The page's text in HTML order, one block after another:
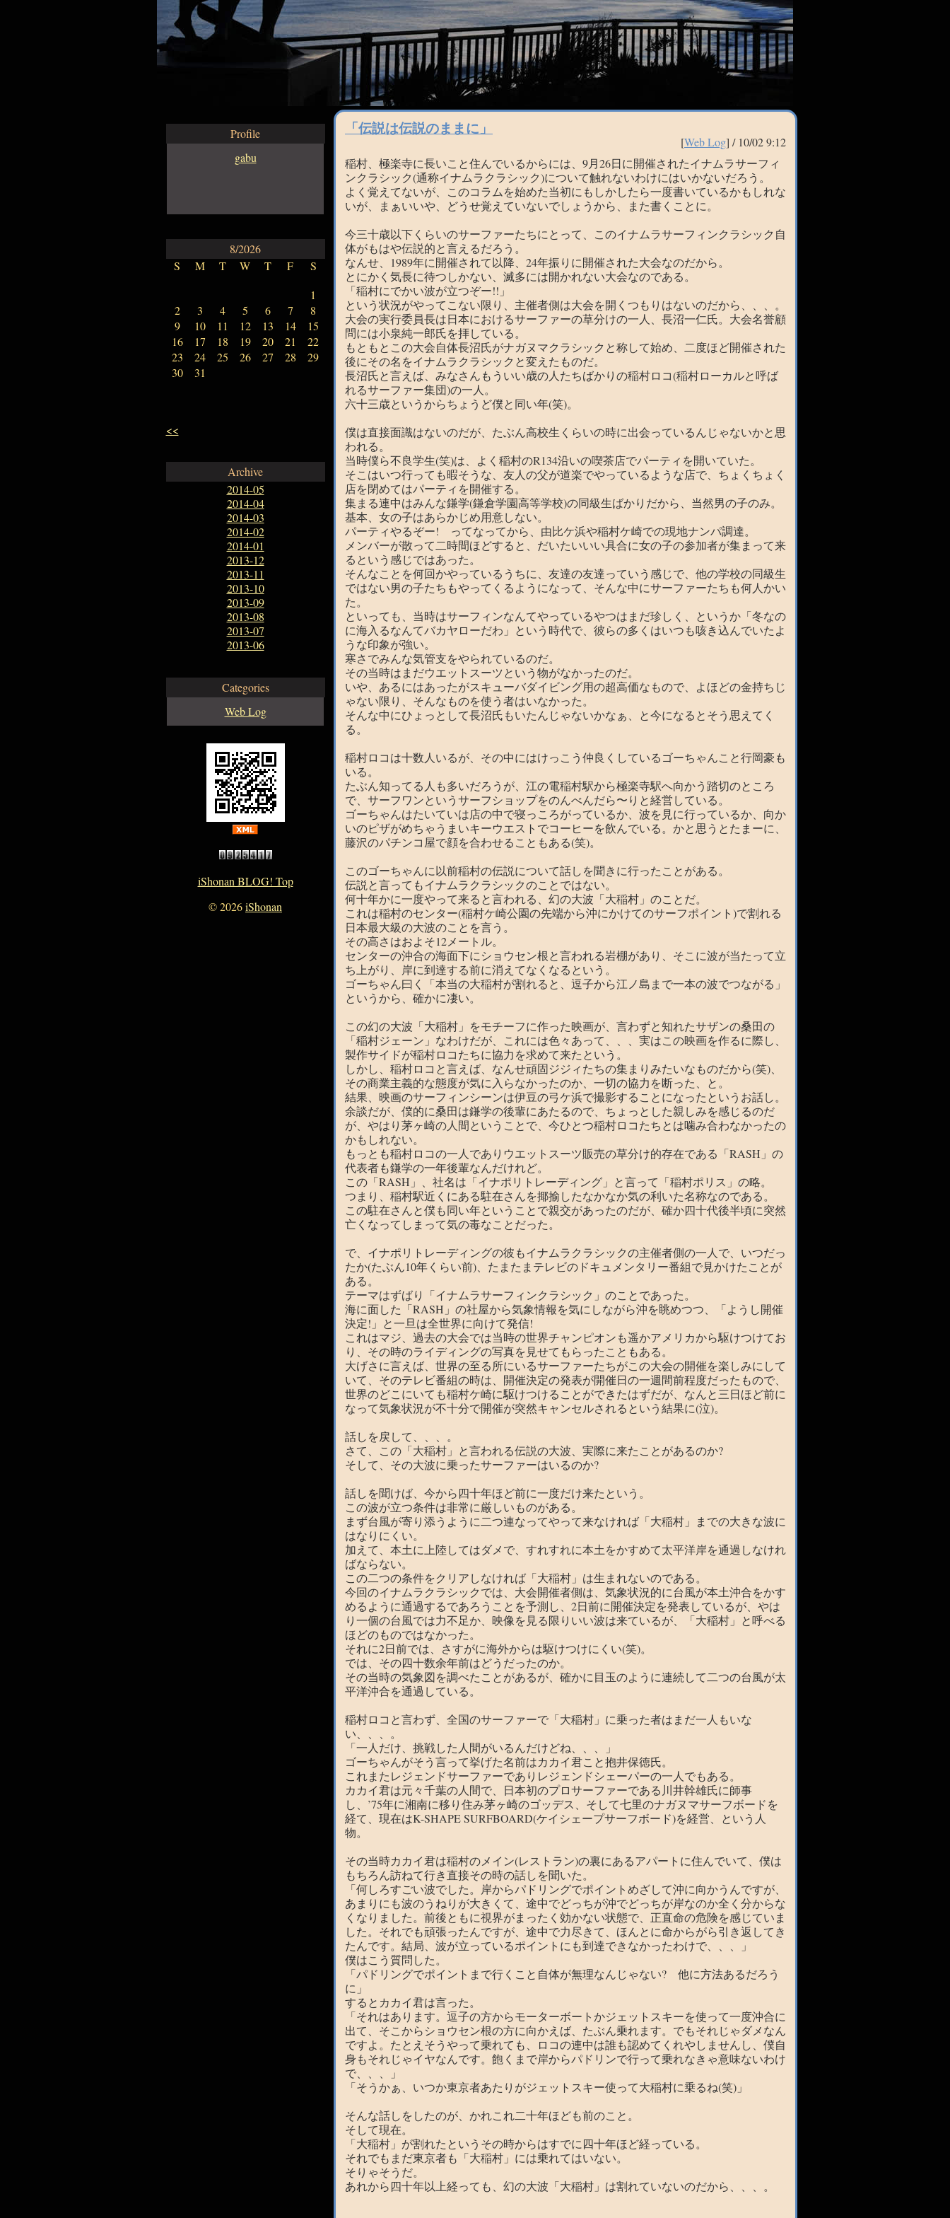
Profile
gabu
8/2026
S
M T W T F
S
1
2
3 4 5 6 7
8
9
10 11 12 13 14
15
16
17 18 19 20 21
22
23
24 25 26 27 28
29
30
31
<<
Archive
2014-05
2014-04
2014-03
2014-02
2014-01
2013-12
2013-11
2013-10
2013-09
2013-08
2013-07
2013-06
Categories
Web Log
iShonan BLOG! Top
©2026iShonan
「伝説は伝説のままに」
[Web Log] / 10/02 9:12
稲村、極楽寺に長いこと住んでいるからには、9月26日に開催されたイナムラサーフィ
ンクラシック(通称イナムラクラシック)について触れないわけにはいかないだろう。
よく覚えてないが、このコラムを始めた当初にもしかしたら一度書いているかもしれな
いが、まぁいいや、どうせ覚えていないでしょうから、また書くことに。
今三十歳以下くらいのサーファーたちにとって、このイナムラサーフィンクラシック自
体がもはや伝説的と言えるだろう。
なんせ、1989年に開催されて以降、24年振りに開催された大会なのだから。
とにかく気長に待つしかない、滅多には開かれない大会なのである。
「稲村にでかい波が立つぞー!!」
という状況がやってこない限り、主催者側は大会を開くつもりはないのだから、、、。
大会の実行委員長は日本におけるサーファーの草分けの一人、長沼一仁氏。大会名誉顧
問には小泉純一郎氏を拝している。
もともとこの大会自体長沼氏がナガヌマクラシックと称して始め、二度ほど開催された
後にその名をイナムラクラシックと変えたものだ。
長沼氏と言えば、みなさんもういい歳の人たちばかりの稲村ロコ(稲村ローカルと呼ば
れるサーファー集団)の一人。
六十三歳というからちょうど僕と同い年(笑)。
僕は直接面識はないのだが、たぶん高校生くらいの時に出会っているんじゃないかと思
われる。
当時僕ら不良学生(笑)は、よく稲村のR134沿いの喫茶店でパーティを開いていた。
そこはいつ行っても暇そうな、友人の父が道楽でやっているような店で、ちょくちょく
店を閉めてはパーティを開催する。
集まる連中はみんな鎌学(鎌倉学園高等学校)の同級生ばかりだから、当然男の子のみ。
基本、女の子はあらかじめ用意しない。
パーティやるぞー! ってなってから、由比ケ浜や稲村ケ崎での現地ナンパ調達。
メンバーが散って二時間ほどすると、だいたいいい具合に女の子の参加者が集まって来
るという感じではあった。
そんなことを何回かやっているうちに、友達の友達っていう感じで、他の学校の同級生
ではない男の子たちもやってくるようになって、そんな中にサーファーたちも何人かい
た。
といっても、当時はサーフィンなんてやっているやつはまだ珍しく、というか「冬なの
に海入るなんてバカヤローだわ」という時代で、彼らの多くはいつも咳き込んでいたよ
うな印象が強い。
寒さでみんな気管支をやられているのだ。
その当時はまだウエットスーツという物がなかったのだ。
いや、あるにはあったがスキューバダイビング用の超高価なもので、よほどの金持ちじ
ゃない限り、そんなものを使う者はいなかった。
そんな中にひょっとして長沼氏もいたんじゃないかなぁ、と今になるとそう思えてく
る。
稲村ロコは十数人いるが、その中にはけっこう仲良くしているゴーちゃんこと行岡豪も
いる。
たぶん知ってる人も多いだろうが、江の電稲村駅から極楽寺駅へ向かう踏切のところ
で、サーフワンというサーフショップをのんべんだら〜りと経営している。
ゴーちゃんはたいていは店の中で寝っころがっているか、波を見に行っているか、向か
いのピザがめちゃうまいキーウエストでコーヒーを飲んでいる。かと思うとたまーに、
藤沢のパチンコ屋で顔を合わせることもある(笑)。
このゴーちゃんに以前稲村の伝説について話しを聞きに行ったことがある。
伝説と言ってもイナムラクラシックのことではない。
何十年かに一度やって来ると言われる、幻の大波「大稲村」のことだ。
これは稲村のセンター(稲村ケ崎公園の先端から沖にかけてのサーフポイント)で割れる
日本最大級の大波のことを言う。
その高さはおよそ12メートル。
センターの沖合の海面下にショウセン根と言われる岩棚があり、そこに波が当たって立
ち上がり、岸に到達する前に消えてなくなるという。
ゴーちゃん曰く「本当の大稲村が割れると、逗子から江ノ島まで一本の波でつながる」
というから、確かに凄い。
この幻の大波「大稲村」をモチーフに作った映画が、言わずと知れたサザンの桑田の
「稲村ジェーン」なわけだが、これには色々あって、、、実はこの映画を作るに際し、
製作サイドが稲村ロコたちに協力を求めて来たという。
しかし、稲村ロコと言えば、なんせ頑固ジジィたちの集まりみたいなものだから(笑)、
その商業主義的な態度が気に入らなかったのか、一切の協力を断った、と。
結果、映画のサーフィンシーンは伊豆の弓ケ浜で撮影することになったというお話し。
余談だが、僕的に桑田は鎌学の後輩にあたるので、ちょっとした親しみを感じるのだ
が、やはり茅ヶ崎の人間ということで、今ひとつ稲村ロコたちとは噛み合わなかったの
かもしれない。
もっとも稲村ロコの一人でありウエットスーツ販売の草分け的存在である「RASH」の
代表者も鎌学の一年後輩なんだけれど。
この「RASH」、社名は「イナポリトレーディング」と言って「稲村ポリス」の略。
つまり、稲村駅近くにある駐在さんを揶揄したなかなか気の利いた名称なのである。
この駐在さんと僕も同い年ということで親交があったのだが、確か四十代後半頃に突然
亡くなってしまって気の毒なことだった。
で、イナポリトレーディングの彼もイナムラクラシックの主催者側の一人で、いつだっ
たか(たぶん10年くらい前)、たまたまテレビのドキュメンタリー番組で見かけたことが
ある。
テーマはずばり「イナムラサーフィンクラシック」のことであった。
海に面した「RASH」の社屋から気象情報を気にしながら沖を眺めつつ、「ようし開催
決定!」と一旦は全世界に向けて発信!
これはマジ、過去の大会では当時の世界チャンピオンも遥かアメリカから駆けつけてお
り、その時のライディングの写真を見せてもらったこともある。
大げさに言えば、世界の至る所にいるサーファーたちがこの大会の開催を楽しみにして
いて、そのテレビ番組の時は、開催決定の発表が開催日の一週間前程度だったもので、
世界のどこにいても稲村ケ崎に駆けつけることができたはずだが、なんと三日ほど前に
なって気象状況が不十分で開催が突然キャンセルされるという結果に(泣)。
話しを戻して、、、。
さて、この「大稲村」と言われる伝説の大波、実際に来たことがあるのか?
そして、その大波に乗ったサーファーはいるのか?
話しを聞けば、今から四十年ほど前に一度だけ来たという。
この波が立つ条件は非常に厳しいものがある。
まず台風が寄り添うように二つ連なってやって来なければ「大稲村」までの大きな波に
はなりにくい。
加えて、本土に上陸してはダメで、すれすれに本土をかすめて太平洋岸を通過しなけれ
ばならない。
この二つの条件をクリアしなければ「大稲村」は生まれないのである。
今回のイナムラクラシックでは、大会開催者側は、気象状況的に台風が本土沖合をかす
めるように通過するであろうことを予測し、2日前に開催決定を発表しているが、やは
り一個の台風では力不足か、映像を見る限りいい波は来ているが、「大稲村」と呼べる
ほどのものではなかった。
それに2日前では、さすがに海外からは駆けつけにくい(笑)。
では、その四十数余年前はどうだったのか。
その当時の気象図を調べたことがあるが、確かに目玉のように連続して二つの台風が太
平洋沖合を通過している。
稲村ロコと言わず、全国のサーファーで「大稲村」に乗った者はまだ一人もいな
い、、、。
「一人だけ、挑戦した人間がいるんだけどね、、、」
ゴーちゃんがそう言って挙げた名前はカカイ君こと抱井保徳氏。
これまたレジェンドサーファーでありレジェンドシェーパーの一人でもある。
カカイ君は元々千葉の人間で、日本初のプロサーファーである川井幹雄氏に師事
し、’75年に湘南に移り住み茅ヶ崎のゴッデス、そして七里のナガヌマサーフボードを
経て、現在はK-SHAPE SURFBOARD(ケイシェープサーフボード)を経営、という人
物。
その当時カカイ君は稲村のメイン(レストラン)の裏にあるアパートに住んでいて、僕は
もちろん訪ねて行き直接その時の話しを聞いた。
「何しろすごい波でした。岸からパドリングでポイントめざして沖に向かうんですが、
あまりにも波のうねりが大きくて、途中でどっちが沖でどっちが岸なのか全く分からな
くなりました。前後ともに視界がまったく効かない状態で、正直命の危険を感じていま
した。それでも頑張ったんですが、途中で力尽きて、ほんとに命からがら引き返してき
たんです。結局、波が立っているポイントにも到達できなかったわけで、、、」
僕はこう質問した。
「パドリングでポイントまで行くこと自体が無理なんじゃない? 他に方法あるだろう
に」
するとカカイ君は言った。
「それはあります。逗子の方からモーターボートかジェットスキーを使って一度沖合に
出て、そこからショウセン根の方に向かえば、たぶん乗れます。でもそれじゃダメなん
ですよ。たとえそうやって乗れても、ロコの連中は誰も認めてくれやしませんし、僕自
身もそれじゃイヤなんです。飽くまで岸からパドリンで行って乗れなきゃ意味ないわけ
で、、、」
「そうかぁ、いつか東京者あたりがジェットスキー使って大稲村に乗るね(笑)」
そんな話しをしたのが、かれこれ二十年ほども前のこと。
そして現在。
「大稲村」が割れたというその時からはすでに四十年ほど経っている。
それでもまだ東京者も「大稲村」には乗れてはいない。
そりゃそうだ。
あれから四十年以上経っても、幻の大波「大稲村」は割れていないのだから、、、。